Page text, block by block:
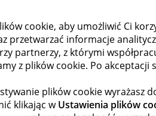
cookie, aby umożliwić Ci
przetwarzać informacje
partnerzy, z którymi
z plików cookie. Po
plików cookie wyrażasz
klikając wUstawienia plików
karta za Allegro Pay
POPRZEDNIA